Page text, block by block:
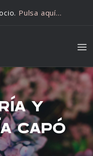
Pulsa aquí…
Y
CAPÓ